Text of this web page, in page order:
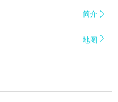
简介 
地图 